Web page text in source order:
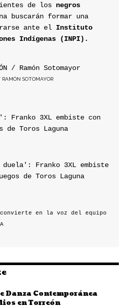
de los negros
buscarán formar una
ante el Instituto
Indígenas (INPI).
SOTOMAYOR
duela': Franko 3XL embiste
de Toros Laguna
en la voz del equipo
Danza Contemporánea
en Torreón